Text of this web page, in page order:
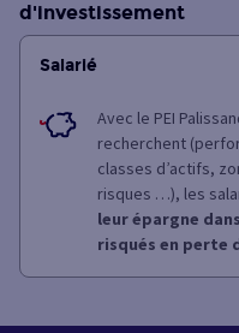
d'investissement
Salarié
Avec le PEI
recherchent
classes d’actifs,
risques …), les
leur épargne
risqués en perte